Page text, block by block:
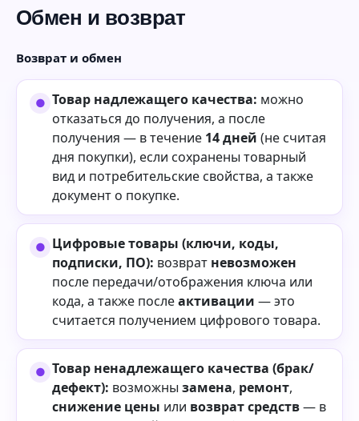
Обмен и возврат
Возврат и обмен
Товар надлежащего качества: можно
отказаться до получения, а после
получения — в течение 14 дней (не считая
дня покупки), если сохранены товарный
вид и потребительские свойства, а также
документ о покупке.
Цифровые товары (ключи, коды,
подписки, ПО): возврат невозможен
после передачи/отображения ключа или
кода, а также послеактивации — это
считается получением цифрового товара.
Товар ненадлежащего качества (брак/
дефект): возможны замена, ремонт,
снижение цены или возврат средств— в